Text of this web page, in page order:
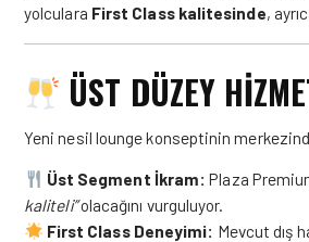
yolculara First Class kalitesinde,
ÜST DÜZEY
Yeni nesil lounge konseptinin
Üst Segment İkram: Plaza
kaliteli”olacağını vurguluyor.
First Class Deneyimi: Mevcut dış